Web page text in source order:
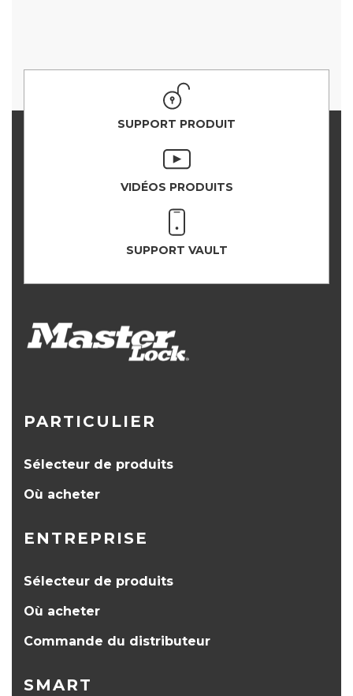
SUPPORT PRODUIT
VIDÉOS PRODUITS
SUPPORT VAULT
PARTICULIER
Sélecteur de produits
Où acheter
ENTREPRISE
Sélecteur de produits
Où acheter
Commande du distributeur
SMART